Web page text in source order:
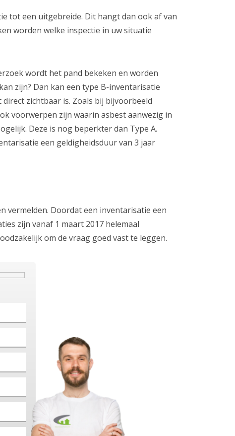
tot een uitgebreide. Dit hangt dan ook af van
worden welke inspectie in uw situatie
wordt het pand bekeken en worden
zijn? Dan kan een type B-inventarisatie
zichtbaar is. Zoals bij bijvoorbeeld
voorwerpen zijn waarin asbest aanwezig in
Deze is nog beperkter dan Type A.
een geldigheidsduur van 3 jaar
vermelden. Doordat een inventarisatie een
zijn vanaf 1 maart 2017 helemaal
om de vraag goed vast te leggen.